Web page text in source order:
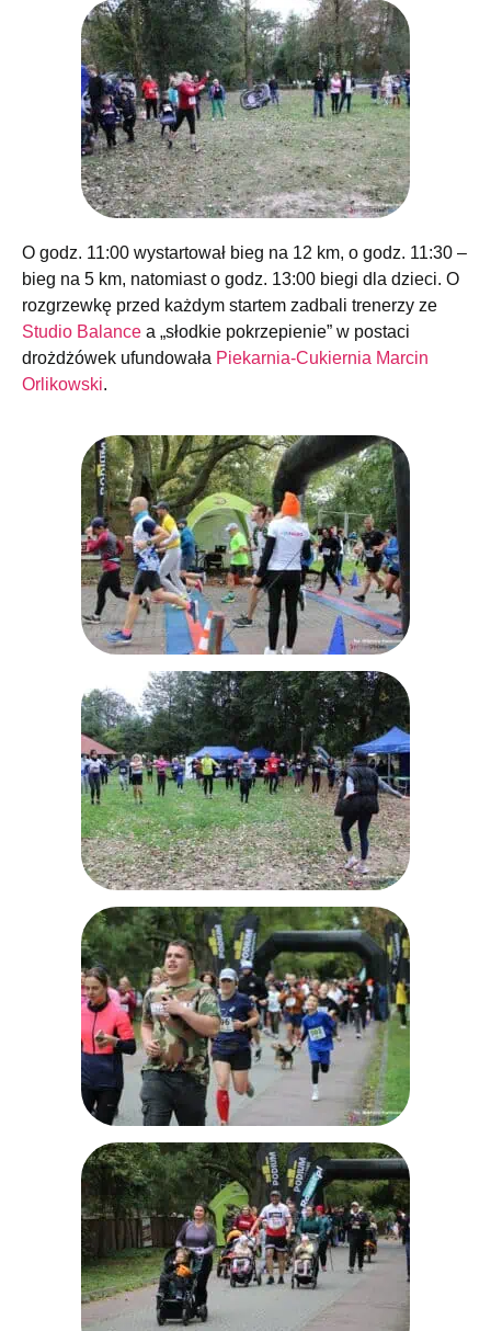
O godz. 11:00 wystartował bieg na 12 km, o godz. 11:30 –
bieg na 5 km, natomiast o godz. 13:00 biegi dla dzieci. O
rozgrzewkę przed każdym startem zadbali trenerzy ze
Studio Balance a „słodkie pokrzepienie” w postaci
drożdżówek ufundowała Piekarnia-Cukiernia Marcin
Orlikowski.